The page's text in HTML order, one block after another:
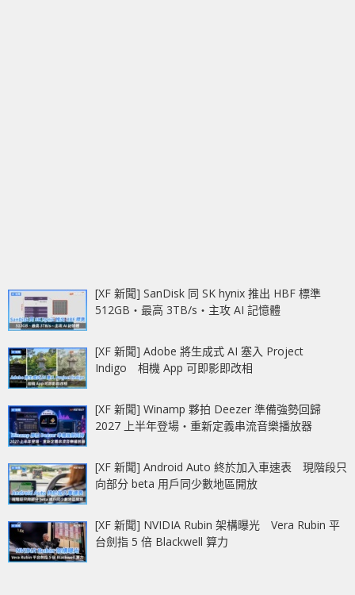
[XF 新聞] SanDisk 同 SK hynix 推出 HBF 標準
512GB‧最高 3TB/s‧主攻 AI 記憶體
[XF 新聞] Adobe 將生成式 AI 塞入 Project
Indigo 相機 App 可即影即改相
[XF 新聞] Winamp 夥拍 Deezer 準備強勢回歸
2027 上半年登場‧重新定義串流音樂播放器
[XF 新聞] Android Auto 終於加入車速表 現階段只
向部分 beta 用戶同少數地區開放
[XF 新聞] NVIDIA Rubin 架構曝光 Vera Rubin 平
台劍指 5 倍 Blackwell 算力